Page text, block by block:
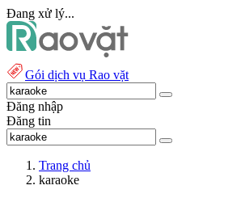
Đang xử lý...
Gói dịch vụ Rao vặt
Đăng nhập
Đăng tin
Trang chủ
karaoke